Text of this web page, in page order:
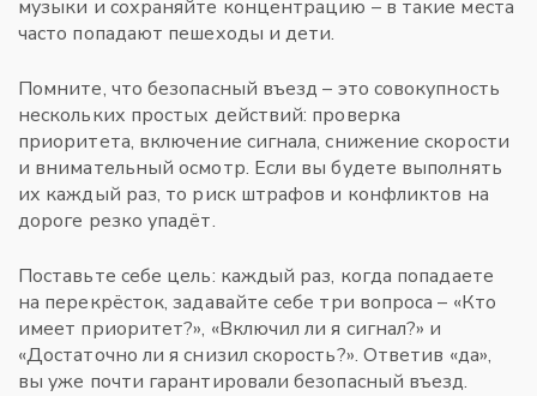
музыки и сохраняйте концентрацию – в такие места
часто попадают пешеходы и дети.
Помните, что безопасный въезд – это совокупность
нескольких простых действий: проверка
приоритета, включение сигнала, снижение скорости
и внимательный осмотр. Если вы будете выполнять
их каждый раз, то риск штрафов и конфликтов на
дороге резко упадёт.
Поставьте себе цель: каждый раз, когда попадаете
на перекрёсток, задавайте себе три вопроса – «Кто
имеет приоритет?», «Включил ли я сигнал?» и
«Достаточно ли я снизил скорость?». Ответив «да»,
вы уже почти гарантировали безопасный въезд.